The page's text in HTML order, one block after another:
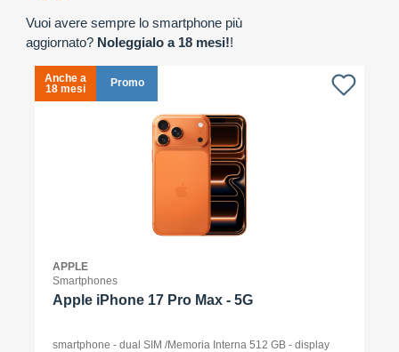
Vuoi avere sempre lo smartphone più
aggiornato? Noleggialo a 18 mesi!!
Anche a
18 mesi
Promo
APPLE
Smartphones
Apple iPhone 17 Pro Max - 5G
smartphone - dual SIM /Memoria Interna 512 GB - display